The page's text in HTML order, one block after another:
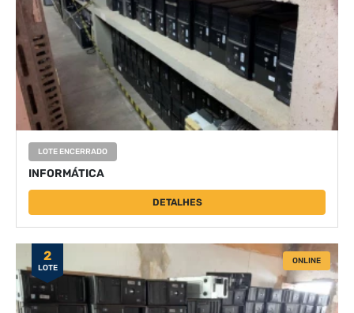
LOTE ENCERRADO
INFORMÁTICA
DETALHES
2
LOTE
ONLINE